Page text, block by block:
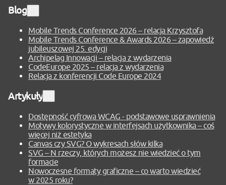
Blog Rozwiń
sekcję
Mobile Trends Conference 2026 – relacja Krzysztofa
Mobile Trends Conference & Awards 2026 – zapowiedź
jubileuszowej 25. edycji
Archipelag Innowacji – relacja z wydarzenia
CodeEurope 2025 – relacja z wydarzenia
Relacja z konferencji Code Europe 2024
Artykuły Rozwiń
sekcję
Dostępność cyfrowa WCAG - podstawowe usprawnienia
Motywy kolorystyczne w interfejsach użytkownika – coś
więcej niż estetyka
Canvas czy SVG? O wykresach słów kilka
SVG – N rzeczy, których możesz nie wiedzieć o tym
formacie
Nowoczesne formaty graficzne – co warto wiedzieć
w 2025 roku?